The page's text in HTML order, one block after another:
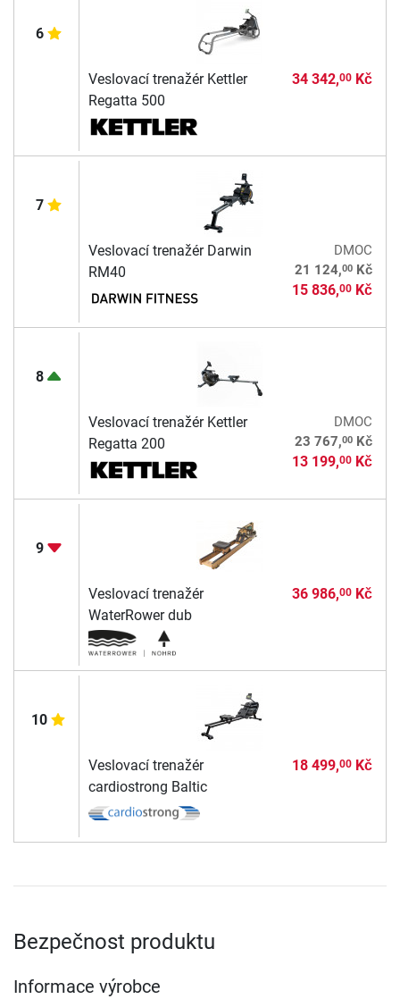
6
Veslovací trenažér Kettler
Regatta 500
34 342,00Kč
7
Veslovací trenažér Darwin
RM40
DMOC
21 124,00Kč
15 836,00Kč
8
Veslovací trenažér Kettler
Regatta 200
DMOC
23 767,00Kč
13 199,00Kč
9
Veslovací trenažér
WaterRower dub
36 986,00Kč
10
Veslovací trenažér
cardiostrong Baltic
18 499,00Kč
Bezpečnost produktu
Informace výrobce